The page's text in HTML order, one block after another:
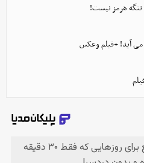
تنگه هرمز نیست!
می آید! +فیلم وعکس